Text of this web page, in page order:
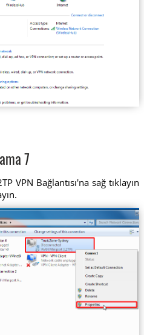
7
VPN Bağlantısı'na sağ tıklayın